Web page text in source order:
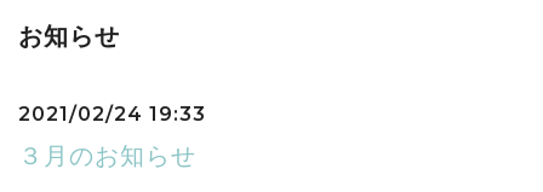
お知らせ
2021/02/24 19:33
３月のお知らせ